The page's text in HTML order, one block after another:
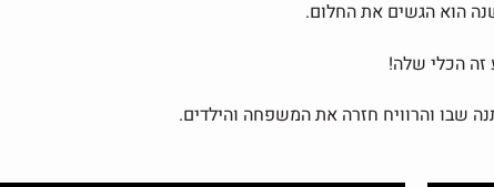
הוא הגשים את החלום.
הכלי שלה!
שבו והרוויח חזרה את המשפחה והילדים.